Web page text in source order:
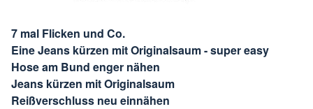
7 mal Flicken und Co.
Eine Jeans kürzen mit Originalsaum - super easy
Hose am Bund enger nähen
Jeans kürzen mit Originalsaum
Reißverschluss neu einnähen